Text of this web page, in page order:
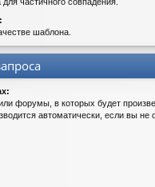
шаблона.
форумы, в которых будет
автоматически, если вы не